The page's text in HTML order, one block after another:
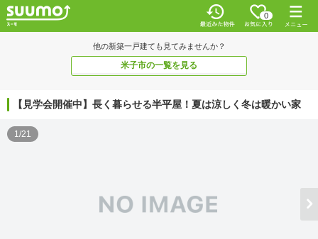
0
他の新築一戸建ても見てみませんか？
米子市の一覧を見る
【見学会開催中】長く暮らせる半平屋！夏は涼しく冬は暖かい家
1/21